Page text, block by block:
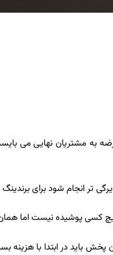
به مشتریان نهایی می
تر انجام شود برای برندینگ
کسی پوشیده نیست اما همان
پخش باید در ابتدا با